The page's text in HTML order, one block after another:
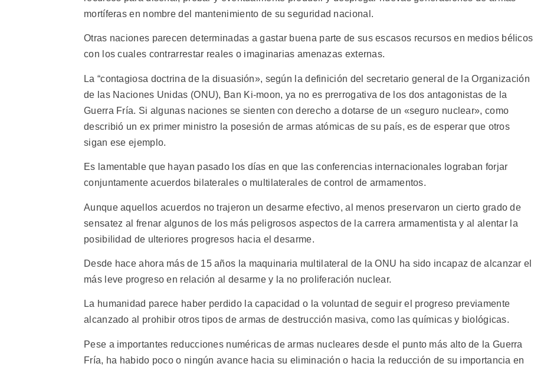
mortíferas en nombre del mantenimiento de su seguridad nacional.
Otras naciones parecen determinadas a gastar buena parte de sus escasos recursos en medios bélicos
con los cuales contrarrestar reales o imaginarias amenazas externas.
La “contagiosa doctrina de la disuasión», según la definición del secretario general de la Organización
de las Naciones Unidas (ONU), Ban Ki-moon, ya no es prerrogativa de los dos antagonistas de la
Guerra Fría. Si algunas naciones se sienten con derecho a dotarse de un «seguro nuclear», como
describió un ex primer ministro la posesión de armas atómicas de su país, es de esperar que otros
sigan ese ejemplo.
Es lamentable que hayan pasado los días en que las conferencias internacionales lograban forjar
conjuntamente acuerdos bilaterales o multilaterales de control de armamentos.
Aunque aquellos acuerdos no trajeron un desarme efectivo, al menos preservaron un cierto grado de
sensatez al frenar algunos de los más peligrosos aspectos de la carrera armamentista y al alentar la
posibilidad de ulteriores progresos hacia el desarme.
Desde hace ahora más de 15 años la maquinaria multilateral de la ONU ha sido incapaz de alcanzar el
más leve progreso en relación al desarme y la no proliferación nuclear.
La humanidad parece haber perdido la capacidad o la voluntad de seguir el progreso previamente
alcanzado al prohibir otros tipos de armas de destrucción masiva, como las químicas y biológicas.
Pese a importantes reducciones numéricas de armas nucleares desde el punto más alto de la Guerra
Fría, ha habido poco o ningún avance hacia su eliminación o hacia la reducción de su importancia en